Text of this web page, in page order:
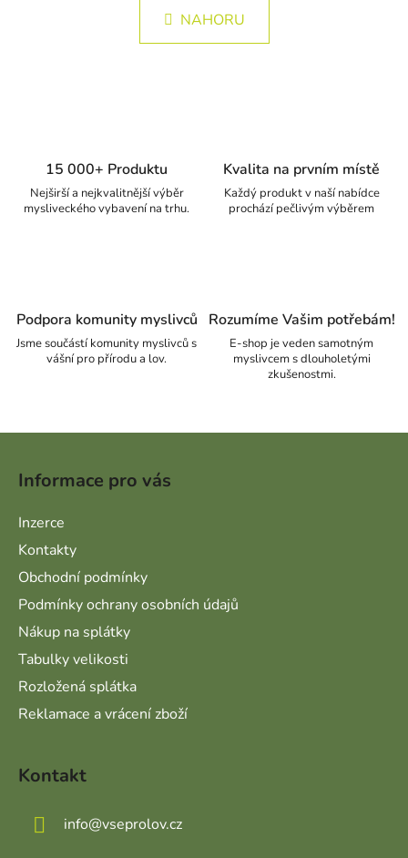
NAHORU
15 000+ Produktu
Nejširší a nejkvalitnější výběr
mysliveckého vybavení na trhu.
Kvalita na prvním místě
Každý produkt v naší nabídce
prochází pečlivým výběrem
Podpora komunity myslivců
Jsme součástí komunity myslivců s
vášní pro přírodu a lov.
Rozumíme Vašim potřebám!
E-shop je veden samotným
myslivcem s dlouholetými
zkušenostmi.
Informace pro vás
Inzerce
Kontakty
Obchodní podmínky
Podmínky ochrany osobních údajů
Nákup na splátky
Tabulky velikosti
Rozložená splátka
Reklamace a vrácení zboží
Kontakt
info@vseprolov.cz